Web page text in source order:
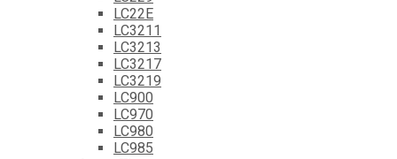
LC22E
LC3211
LC3213
LC3217
LC3219
LC900
LC970
LC980
LC985